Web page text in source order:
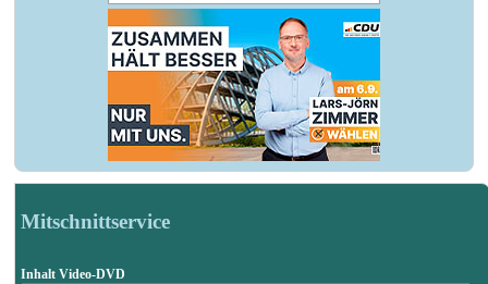
Mitschnittservice
Inhalt Video-DVD